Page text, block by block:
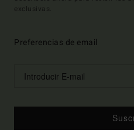
exclusivas.
Preferencias de email